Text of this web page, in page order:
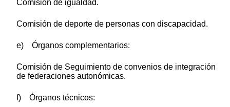
Comisión de igualdad.
Comisión de deporte de personas con discapacidad.
e) Órganos complementarios:
Comisión de Seguimiento de convenios de integración
de federaciones autonómicas.
f) Órganos técnicos: